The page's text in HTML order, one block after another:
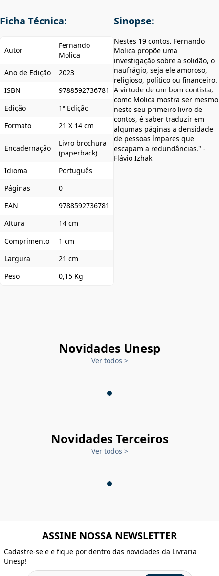
Ficha Técnica:
Autor
Fernando
Molica
Ano de Edição
2023
ISBN
9788592736781
Edição
1ª Edição
Formato
21 X 14 cm
Encadernação
Livro brochura
(paperback)
Idioma
Português
Páginas
0
EAN
9788592736781
Altura
14 cm
Comprimento
1 cm
Largura
21 cm
Peso
0,15 Kg
Sinopse:
Nestes 19 contos, Fernando
Molica propõe uma
investigação sobre a solidão, o
naufrágio, seja ele amoroso,
religioso, político ou financeiro.
A virtude de um bom contista,
como Molica mostra ser mesmo
neste seu primeiro livro de
contos, é saber traduzir em
algumas páginas a densidade
de pessoas ímpares que
escapam a redundâncias." -
Flávio Izhaki
Novidades Unesp
Ver todos >
Novidades Terceiros
Ver todos >
ASSINE NOSSA NEWSLETTER
Cadastre-se e e fique por dentro das novidades da Livraria
Unesp!